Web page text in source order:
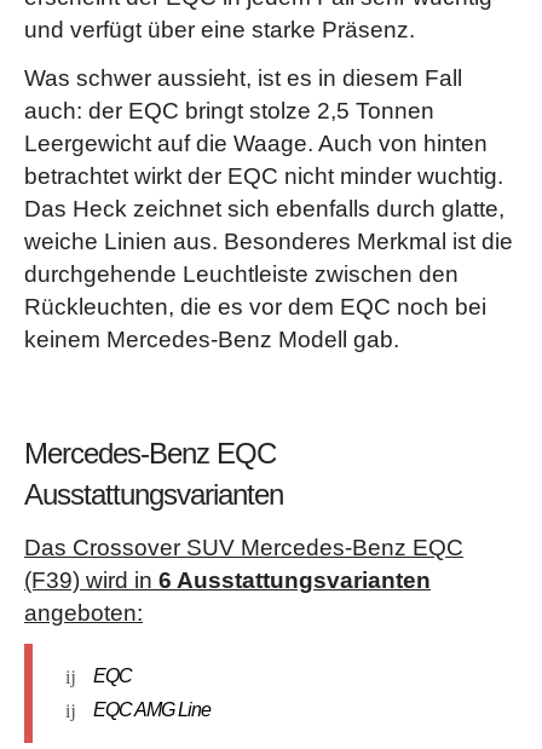
und verfügt über eine starke Präsenz.
Was schwer aussieht, ist es in diesem Fall
auch: der EQC bringt stolze 2,5 Tonnen
Leergewicht auf die Waage. Auch von hinten
betrachtet wirkt der EQC nicht minder wuchtig.
Das Heck zeichnet sich ebenfalls durch glatte,
weiche Linien aus. Besonderes Merkmal ist die
durchgehende Leuchtleiste zwischen den
Rückleuchten, die es vor dem EQC noch bei
keinem Mercedes-Benz Modell gab.
Mercedes-Benz EQC
Ausstattungsvarianten
Das Crossover SUV Mercedes-Benz EQC
(F39) wird in 6 Ausstattungsvarianten
angeboten:
EQC
EQC AMG Line